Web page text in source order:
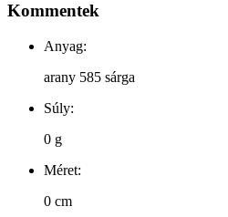
Kommentek
Anyag:
arany 585 sárga
Súly:
0 g
Méret:
0 cm